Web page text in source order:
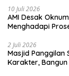
10 Juli 2026
AMI Desak
Menghadapi
2 Juli 2026
Masjid Panggilan
Karakter,